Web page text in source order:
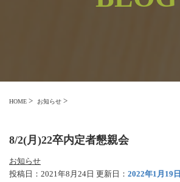
HOME > お知らせ >
8/2(月)22卒内定者懇親会
お知らせ
投稿日：2021年8月24日 更新日： 2022年1月19日